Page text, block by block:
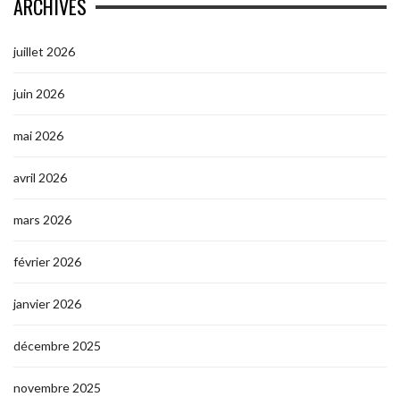
ARCHIVES
juillet 2026
juin 2026
mai 2026
avril 2026
mars 2026
février 2026
janvier 2026
décembre 2025
novembre 2025